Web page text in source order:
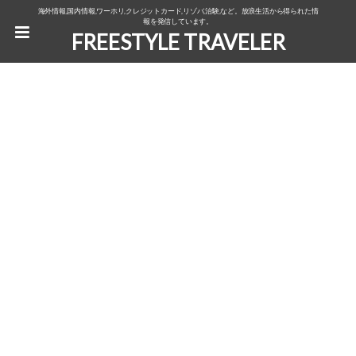
海外情報,国内情報,ワーホリ,クレジットカード,リゾバ,治験,など。放浪生活から得られた情
報を発信しています。
FREESTYLE TRAVELER